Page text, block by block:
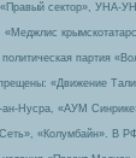
«Правый сектор»,
партия
«Движение
Нусра, «АУМ
«Колумбайн». В